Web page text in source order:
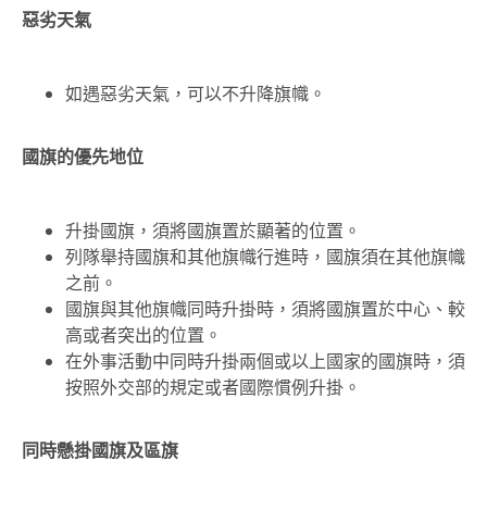
惡劣天氣
如遇惡劣天氣，可以不升降旗幟。
國旗的優先地位
升掛國旗，須將國旗置於顯著的位置。
列隊舉持國旗和其他旗幟行進時，國旗須在其他旗幟
之前。
國旗與其他旗幟同時升掛時，須將國旗置於中心、較
高或者突出的位置。
在外事活動中同時升掛兩個或以上國家的國旗時，須
按照外交部的規定或者國際慣例升掛。
同時懸掛國旗及區旗